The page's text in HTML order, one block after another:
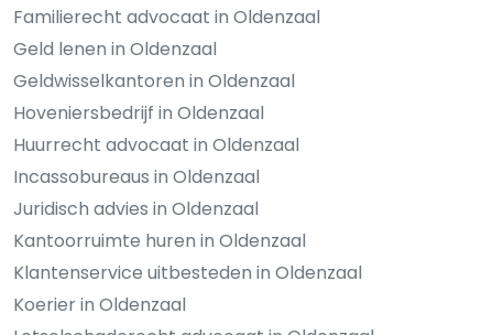
Familierecht advocaat in Oldenzaal
Geld lenen in Oldenzaal
Geldwisselkantoren in Oldenzaal
Hoveniersbedrijf in Oldenzaal
Huurrecht advocaat in Oldenzaal
Incassobureaus in Oldenzaal
Juridisch advies in Oldenzaal
Kantoorruimte huren in Oldenzaal
Klantenservice uitbesteden in Oldenzaal
Koerier in Oldenzaal